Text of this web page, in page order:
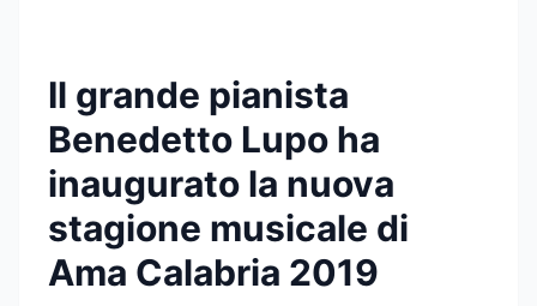
Il grande pianista
Benedetto Lupo ha
inaugurato la nuova
stagione musicale di
Ama Calabria 2019